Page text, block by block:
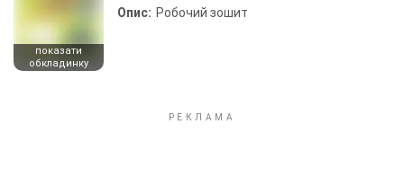
показати
обкладинку
Опис: Робочий зошит